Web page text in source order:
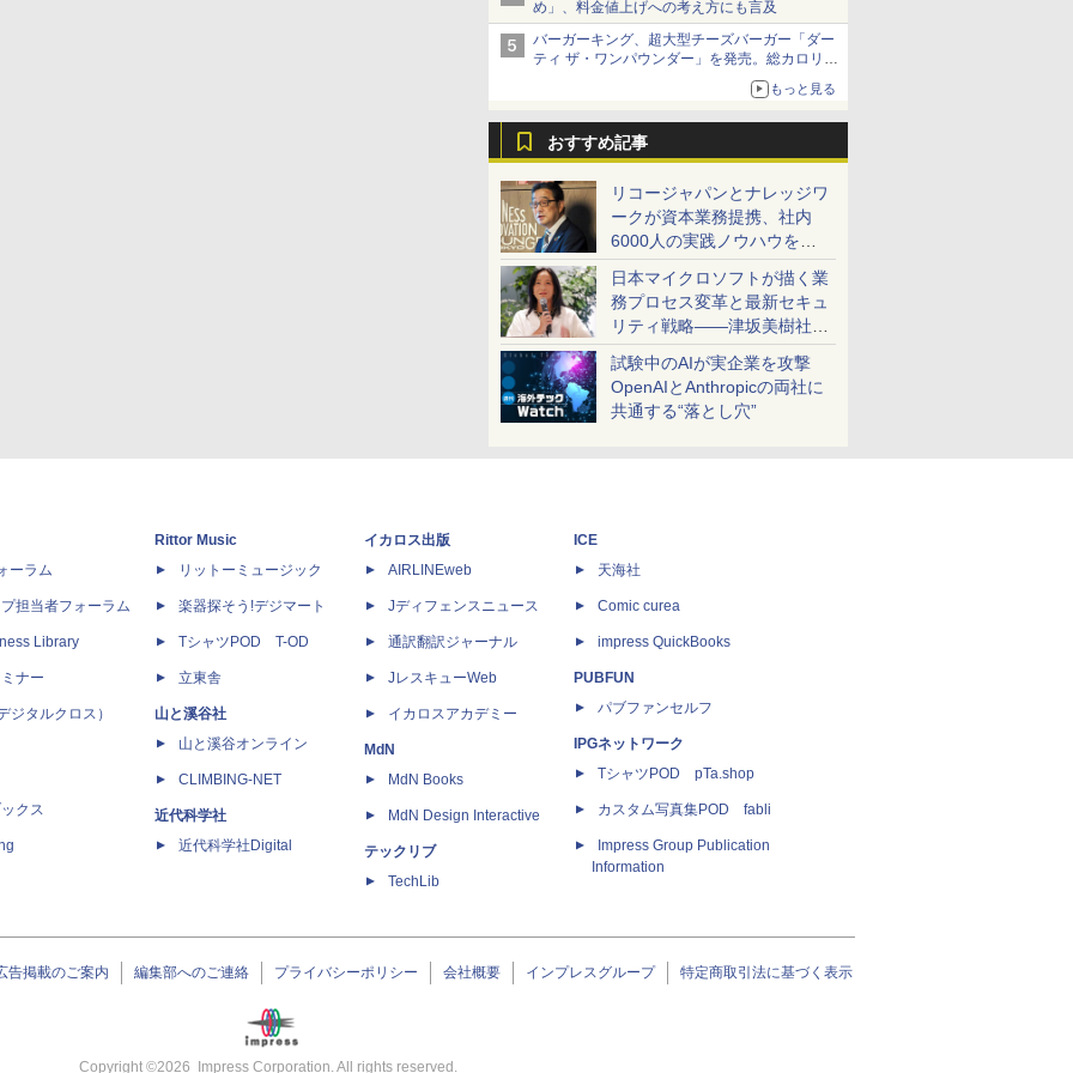
め」、料金値上げへの考え方にも言及
バーガーキング、超大型チーズバーガー「ダー
ティ ザ・ワンパウンダー」を発売。総カロリー
もっと見る
おすすめ記事
リコージャパンとナレッジワ
ークが資本業務提携、社内
6000人の実践ノウハウを生
かした「AI商談記録 for
RICOH」を展開へ
日本マイクロソフトが描く業
務プロセス変革と最新セキュ
リティ戦略――津坂美樹社長
が2027年度戦略を説明
試験中のAIが実企業を攻撃
OpenAIとAnthropicの両社に
共通する“落とし穴”
ーラム
担当者フォーラム
Library
ナー
ジタルクロス）
クス
Rittor Music
リットーミュージック
楽器探そう!デジマート
TシャツPOD T-OD
立東舎
山と溪谷社
山と溪谷オンライン
CLIMBING-NET
近代科学社
近代科学社Digital
イカロス出版
AIRLINEweb
Jディフェンスニュース
通訳翻訳ジャーナル
JレスキューWeb
イカロスアカデミー
MdN
MdN Books
MdN Design Interactive
テックリブ
TechLib
ICE
天海社
Comic curea
impress QuickBooks
PUBFUN
パブファンセルフ
IPGネットワーク
TシャツPOD pTa.shop
カスタム写真集POD fabli
Impress Group Publication
Information
告掲載のご案内 編集部へのご連絡 プライバシーポリシー 会社概要 インプレスグループ 特定商取引法に基づく表示
Copyright ©2026 Impress Corporation. All rights reserved.